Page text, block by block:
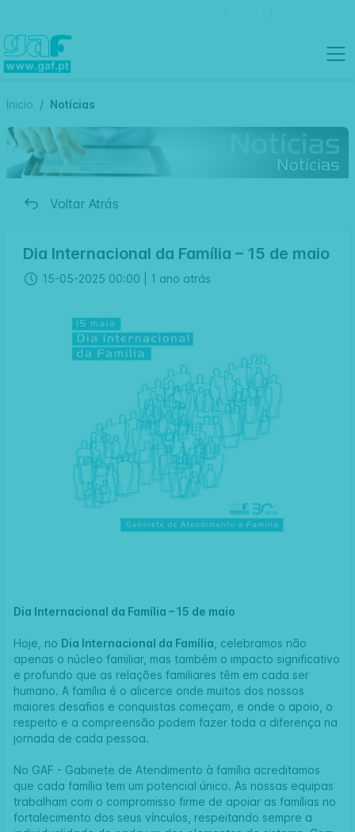
Inicio Notícias
Voltar Atrás
Dia Internacional da Família – 15 de maio
15-05-2025 00:00 | 1 ano atrás
Dia Internacional da Família – 15 de maio
Hoje, no Dia Internacional da Família , celebramos não
apenas o núcleo familiar, mas também o impacto significativo
e profundo que as relações familiares têm em cada ser
humano. A família é o alicerce onde muitos dos nossos
maiores desafios e conquistas começam, e onde o apoio, o
respeito e a compreensão podem fazer toda a diferença na
jornada de cada pessoa.
No GAF - Gabinete de Atendimento à família acreditamos
que cada família tem um potencial único. As nossas equipas
trabalham com o compromisso firme de apoiar as famílias no
fortalecimento dos seus vínculos, respeitando sempre a